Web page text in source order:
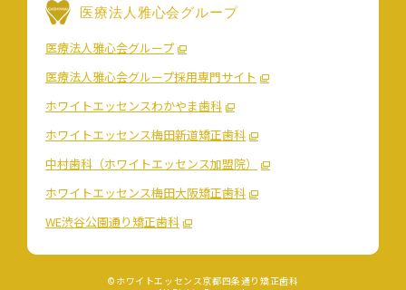
医療法人雅心会グループ
医療法人雅心会グループ
医療法人雅心会グループ採用専門サイト
ホワイトエッセンスわかやま歯科
ホワイトエッセンス梅田新道矯正歯科
中村歯科（ホワイトエッセンス加盟院）
ホワイトエッセンス梅田大阪矯正歯科
WE渋谷公園通り矯正歯科
©ホワイトエッセンス京都四条通り矯正歯科